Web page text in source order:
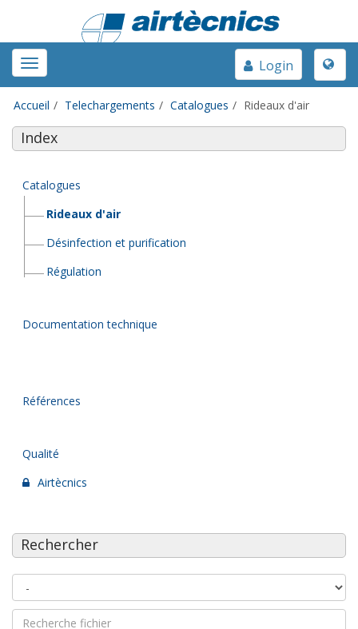
Toggle
navigation
Toggle
Login
Accueil Telechargements Catalogues Rideaux d'air
Index
Catalogues
Rideaux d'air
Désinfection et purification
Régulation
Documentation technique
Références
Qualité
Airtècnics
Rechercher